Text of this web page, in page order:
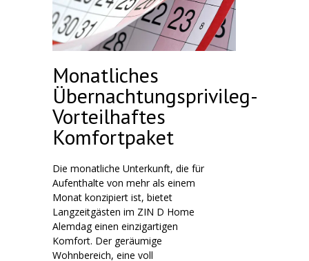
Monatliches
Übernachtungsprivileg-
Vorteilhaftes
Komfortpaket
Die monatliche Unterkunft, die für
Aufenthalte von mehr als einem
Monat konzipiert ist, bietet
Langzeitgästen im ZIN D Home
Alemdag einen einzigartigen
Komfort. Der geräumige
Wohnbereich, eine voll